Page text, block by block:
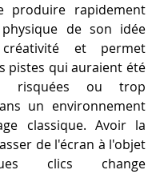
produire rapidement
de son idée
et permet
pistes qui auraient été
risquées ou trop
un environnement
classique. Avoir la
de l'écran à l'objet
clics change